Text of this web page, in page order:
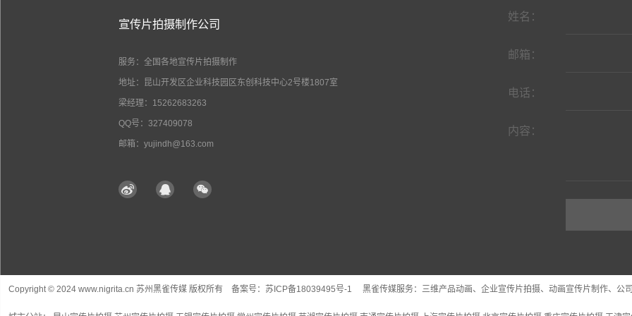
宣传片拍摄制作公司
服务：全国各地宣传片拍摄制作
地址：昆山开发区企业科技园区东创科技中心2号楼1807室
梁经理：15262683263
QQ号：327409078
邮箱：yujindh@163.com
姓名：
邮箱：
电话：
内容：
Copyright © 2024 www.nigrita.cn 苏州黑雀传媒 版权所有 备案号： 苏ICP备18039495号-1 黑雀传媒服务： 三维产品动画、企业宣传片拍摄、动画宣传片制作、